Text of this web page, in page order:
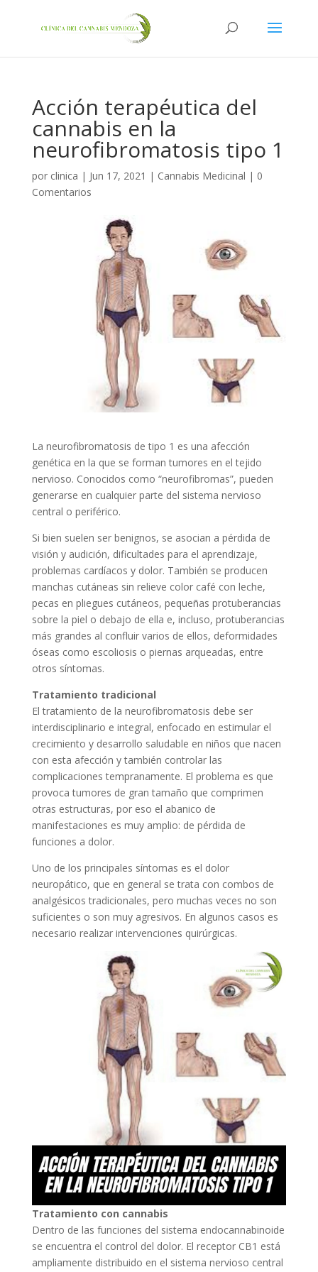
Acción terapéutica del
cannabis en la
neurofibromatosis tipo 1
por clinica | Jun 17, 2021 | Cannabis Medicinal | 0
Comentarios
La neurofibromatosis de tipo 1 es una afección
genética en la que se forman tumores en el tejido
nervioso. Conocidos como “neurofibromas”, pueden
generarse en cualquier parte del sistema nervioso
central o periférico.
Si bien suelen ser benignos, se asocian a pérdida de
visión y audición, dificultades para el aprendizaje,
problemas cardíacos y dolor. También se producen
manchas cutáneas sin relieve color café con leche,
pecas en pliegues cutáneos, pequeñas protuberancias
sobre la piel o debajo de ella e, incluso, protuberancias
más grandes al confluir varios de ellos, deformidades
óseas como escoliosis o piernas arqueadas, entre
otros síntomas.
Tratamiento tradicional
El tratamiento de la neurofibromatosis debe ser
interdisciplinario e integral, enfocado en estimular el
crecimiento y desarrollo saludable en niños que nacen
con esta afección y también controlar las
complicaciones tempranamente. El problema es que
provoca tumores de gran tamaño que comprimen
otras estructuras, por eso el abanico de
manifestaciones es muy amplio: de pérdida de
funciones a dolor.
Uno de los principales síntomas es el dolor
neuropático, que en general se trata con combos de
analgésicos tradicionales, pero muchas veces no son
suficientes o son muy agresivos. En algunos casos es
necesario realizar intervenciones quirúrgicas.
Tratamiento con cannabis
Dentro de las funciones del sistema endocannabinoide
se encuentra el control del dolor. El receptor CB1 está
ampliamente distribuido en el sistema nervioso central